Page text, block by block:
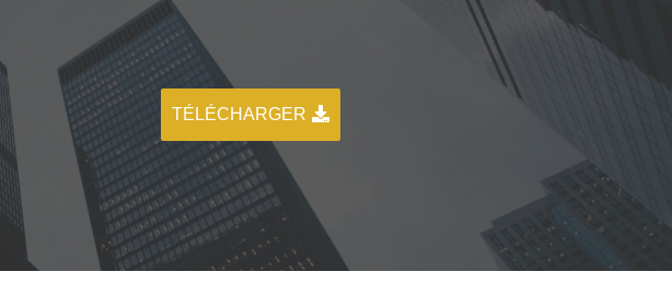
TÉLÉCHARGER